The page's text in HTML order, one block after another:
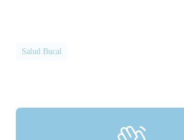
Salud Bucal